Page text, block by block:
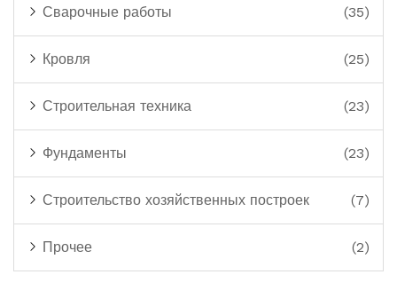
Сварочные работы (35)
Кровля (25)
Строительная техника (23)
Фундаменты (23)
Строительство хозяйственных построек (7)
Прочее (2)